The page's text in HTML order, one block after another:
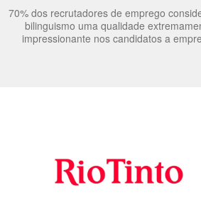
70% dos recrutadores de emprego
bilinguismo uma qualidade
impressionante nos candidatos a